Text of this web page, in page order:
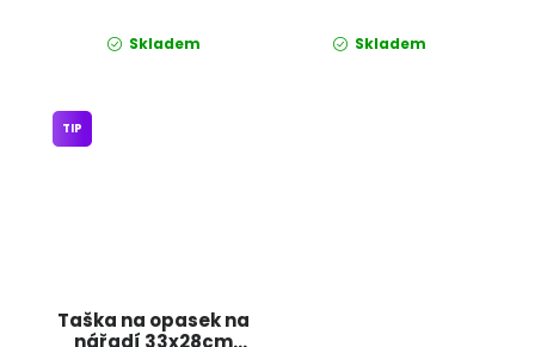
Skladem Skladem
Taška na opasek na
nářadí 33x28cm
TIP